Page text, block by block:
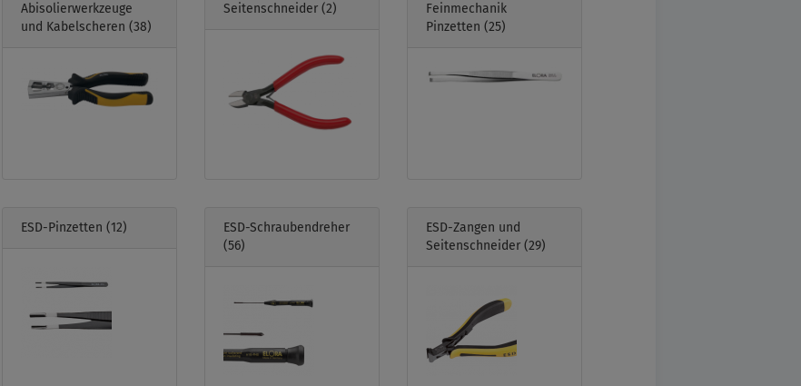
Abisolierwerkzeuge
und Kabelscheren (38)
Seitenschneider(2)
Feinmechanik
Pinzetten (25)
ESD-Pinzetten (12)
ESD-Schraubendreher
(56)
ESD-Zangen und
Seitenschneider(29)